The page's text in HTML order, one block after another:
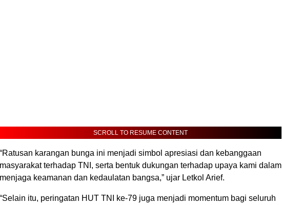
SCROLL TO RESUME CONTENT
“Ratusan karangan bunga ini menjadi simbol apresiasi dan kebanggaan
masyarakat terhadap TNI, serta bentuk dukungan terhadap upaya kami dalam
menjaga keamanan dan kedaulatan bangsa,” ujar Letkol Arief.
“Selain itu, peringatan HUT TNI ke-79 juga menjadi momentum bagi seluruh